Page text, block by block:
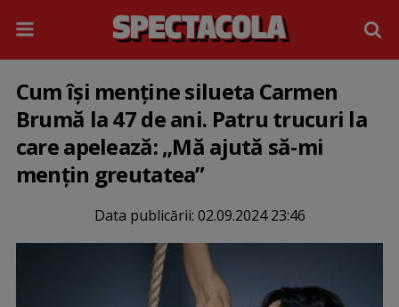
Cum îşi menţine silueta Carmen
Brumă la 47 de ani. Patru trucuri la
care apelează: „Mă ajută să-mi
mențin greutatea”
Data publicării: 02.09.2024 23:46